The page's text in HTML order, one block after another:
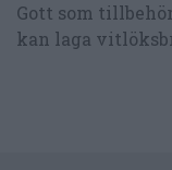
Gott som
kan laga